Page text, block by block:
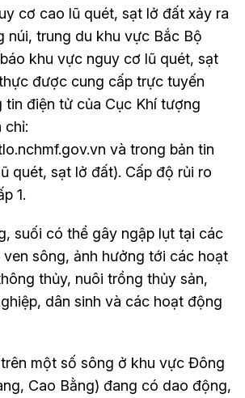
cơ cao lũ quét, sạt lở đất xảy ra
núi, trung du khu vực Bắc Bộ
khu vực nguy cơ lũ quét, sạt
được cung cấp trực tuyến
tin điện tử của Cục Khí tượng
chỉ:
và trong bản tin
quét, sạt lở đất). Cấp độ rủi ro
1.
suối có thể gây ngập lụt tại các
sông, ảnh hưởng tới các hoạt
thủy, nuôi trồng thủy sản,
dân sinh và các hoạt động
một số sông ở khu vực Đông
Cao Bằng) đang có dao động,